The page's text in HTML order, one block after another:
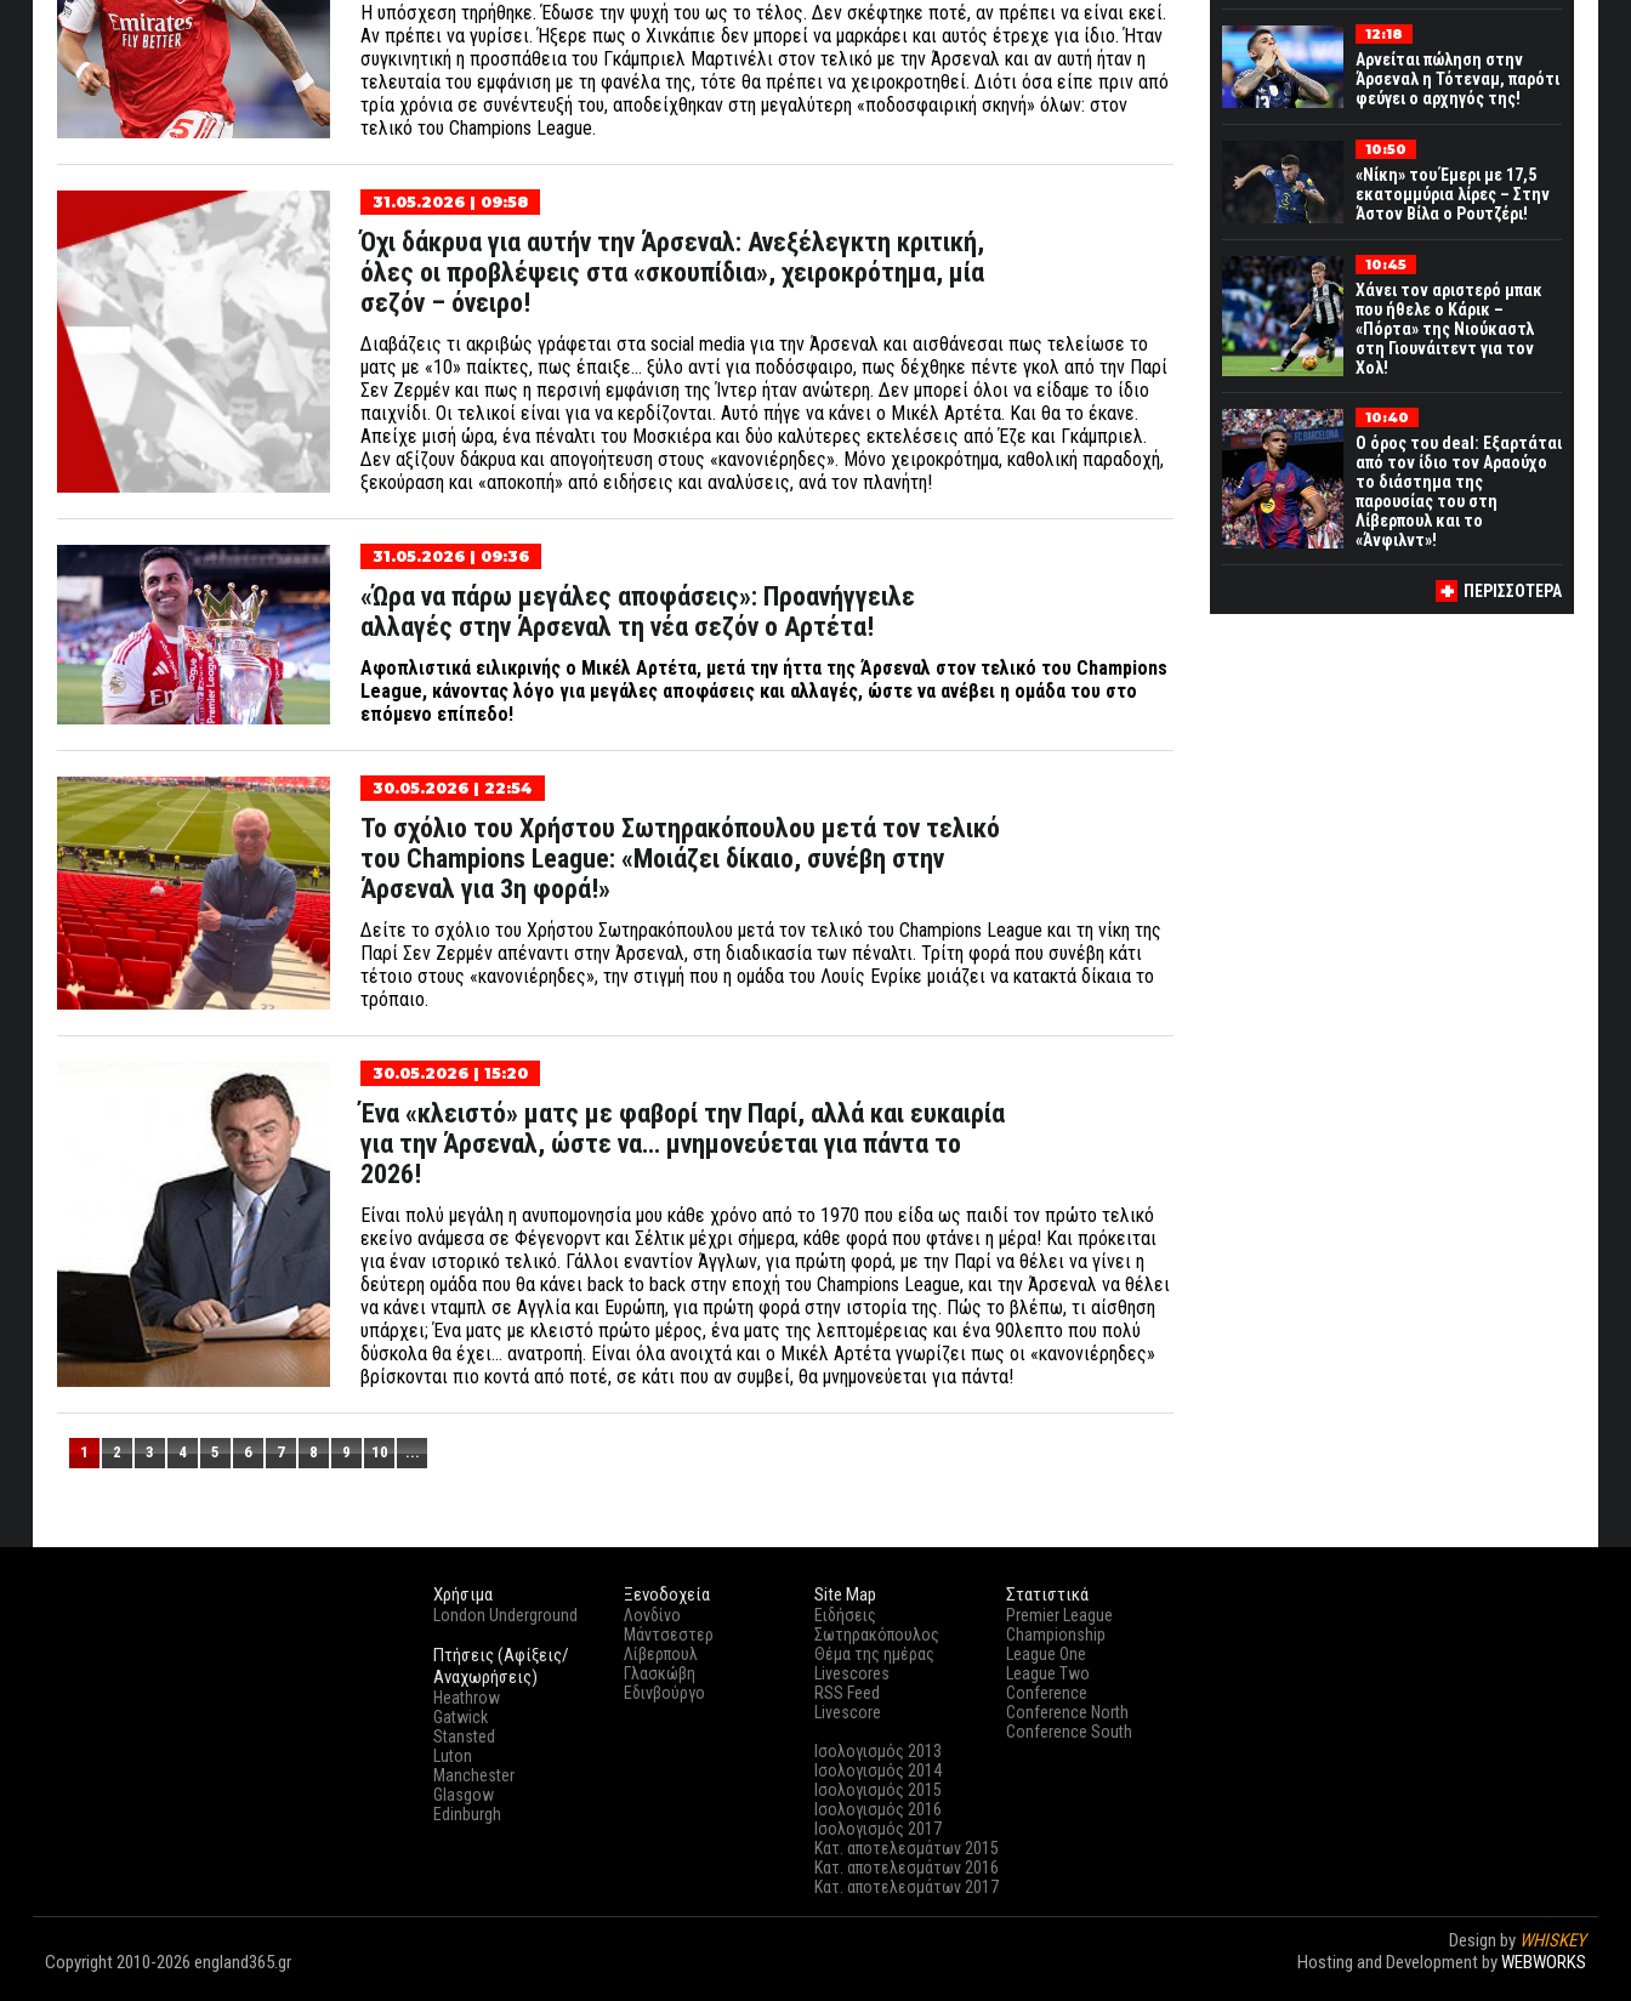
Η υπόσχεση τηρήθηκε. Έδωσε την ψυχή του ως το τέλος. Δεν σκέφτηκε ποτέ, αν πρέπει να είναι εκεί.
Αν πρέπει να γυρίσει. Ήξερε πως ο Χινκάπιε δεν μπορεί να μαρκάρει και αυτός έτρεχε για ίδιο. Ήταν
συγκινητική η προσπάθεια του Γκάμπριελ Μαρτινέλι στον τελικό με την Άρσεναλ και αν αυτή ήταν η
τελευταία του εμφάνιση με τη φανέλα της, τότε θα πρέπει να χειροκροτηθεί. Διότι όσα είπε πριν από
τρία χρόνια σε συνέντευξή του, αποδείχθηκαν στη μεγαλύτερη «ποδοσφαιρική σκηνή» όλων: στον
τελικό του Champions League.
31.05.2026 | 09:58
Όχι δάκρυα για αυτήν την Άρσεναλ: Ανεξέλεγκτη κριτική,
όλες οι προβλέψεις στα «σκουπίδια», χειροκρότημα, μία
σεζόν – όνειρο!
Διαβάζεις τι ακριβώς γράφεται στα social media για την Άρσεναλ και αισθάνεσαι πως τελείωσε το
ματς με «10» παίκτες, πως έπαιξε… ξύλο αντί για ποδόσφαιρο, πως δέχθηκε πέντε γκολ από την Παρί
Σεν Ζερμέν και πως η περσινή εμφάνιση της Ίντερ ήταν ανώτερη. Δεν μπορεί όλοι να είδαμε το ίδιο
παιχνίδι. Οι τελικοί είναι για να κερδίζονται. Αυτό πήγε να κάνει ο Μικέλ Αρτέτα. Και θα το έκανε.
Απείχε μισή ώρα, ένα πέναλτι του Μοσκιέρα και δύο καλύτερες εκτελέσεις από Έζε και Γκάμπριελ.
Δεν αξίζουν δάκρυα και απογοήτευση στους «κανονιέρηδες». Μόνο χειροκρότημα, καθολική παραδοχή,
ξεκούραση και «αποκοπή» από ειδήσεις και αναλύσεις, ανά τον πλανήτη!
31.05.2026 | 09:36
«Ώρα να πάρω μεγάλες αποφάσεις»: Προανήγγειλε
αλλαγές στην Άρσεναλ τη νέα σεζόν ο Αρτέτα!
Αφοπλιστικά ειλικρινής ο Μικέλ Αρτέτα, μετά την ήττα της Άρσεναλ στον τελικό του Champions
League, κάνοντας λόγο για μεγάλες αποφάσεις και αλλαγές, ώστε να ανέβει η ομάδα του στο
επόμενο επίπεδο!
30.05.2026 | 22:54
Το σχόλιο του Χρήστου Σωτηρακόπουλου μετά τον τελικό
του Champions League: «Μοιάζει δίκαιο, συνέβη στην
Άρσεναλ για 3η φορά!»
Δείτε το σχόλιο του Χρήστου Σωτηρακόπουλου μετά τον τελικό του Champions League και τη νίκη της
Παρί Σεν Ζερμέν απέναντι στην Άρσεναλ, στη διαδικασία των πέναλτι. Τρίτη φορά που συνέβη κάτι
τέτοιο στους «κανονιέρηδες», την στιγμή που η ομάδα του Λουίς Ενρίκε μοιάζει να κατακτά δίκαια το
τρόπαιο.
30.05.2026 | 15:20
Ένα «κλειστό» ματς με φαβορί την Παρί, αλλά και ευκαιρία
για την Άρσεναλ, ώστε να… μνημονεύεται για πάντα το
2026!
Είναι πολύ μεγάλη η ανυπομονησία μου κάθε χρόνο από το 1970 που είδα ως παιδί τον πρώτο τελικό
εκείνο ανάμεσα σε Φέγενορντ και Σέλτικ μέχρι σήμερα, κάθε φορά που φτάνει η μέρα! Και πρόκειται
για έναν ιστορικό τελικό. Γάλλοι εναντίον Άγγλων, για πρώτη φορά, με την Παρί να θέλει να γίνει η
δεύτερη ομάδα που θα κάνει back to back στην εποχή του Champions League, και την Άρσεναλ να θέλει
να κάνει νταμπλ σε Αγγλία και Ευρώπη, για πρώτη φορά στην ιστορία της. Πώς το βλέπω, τι αίσθηση
υπάρχει; Ένα ματς με κλειστό πρώτο μέρος, ένα ματς της λεπτομέρειας και ένα 90λεπτο που πολύ
δύσκολα θα έχει… ανατροπή. Είναι όλα ανοιχτά και ο Μικέλ Αρτέτα γνωρίζει πως οι «κανονιέρηδες»
βρίσκονται πιο κοντά από ποτέ, σε κάτι που αν συμβεί, θα μνημονεύεται για πάντα!
1 2 3 4 5 6 7 8 9 10 ...
12:18
Αρνείται πώληση στην
Άρσεναλ η Τότεναμ, παρότι
φεύγει ο αρχηγός της!
10:50
«Νίκη» του Έμερι με 17,5
εκατομμύρια λίρες – Στην
Άστον Βίλα ο Ρουτζέρι!
10:45
Χάνει τον αριστερό μπακ
που ήθελε ο Κάρικ –
«Πόρτα» της Νιούκαστλ
στη Γιουνάιτεντ για τον
Χολ!
10:40
Ο όρος του deal: Εξαρτάται
από τον ίδιο τον Αραούχο
το διάστημα της
παρουσίας του στη
Λίβερπουλ και το
«Άνφιλντ»!
ΠΕΡΙΣΣΟΤΕΡΑ
Χρήσιμα
London Underground
Πτήσεις (Αφίξεις/
Αναχωρήσεις)
Heathrow
Gatwick
Stansted
Luton
Manchester
Glasgow
Edinburgh
Ξενοδοχεία
Λονδίνο
Μάντσεστερ
Λίβερπουλ
Γλασκώβη
Εδινβούργο
Site Map
Ειδήσεις
Σωτηρακόπουλος
Θέμα της ημέρας
Livescores
RSS Feed
Livescore
Ισολογισμός 2013
Ισολογισμός 2014
Ισολογισμός 2015
Ισολογισμός 2016
Ισολογισμός 2017
Κατ. αποτελεσμάτων 2015
Κατ. αποτελεσμάτων 2016
Κατ. αποτελεσμάτων 2017
Στατιστικά
Premier League
Championship
League One
League Two
Conference
Conference North
Conference South
Copyright 2010-2026 england365.gr
Design by WHISKEY
Hosting and Development byWEBWORKS